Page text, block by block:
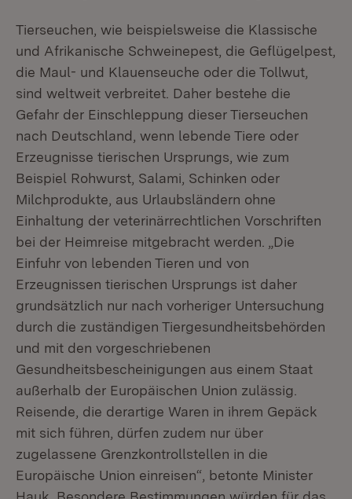
Tierseuchen, wie beispielsweise die Klassische
und Afrikanische Schweinepest, die Geflügelpest,
die Maul- und Klauenseuche oder die Tollwut,
sind weltweit verbreitet. Daher bestehe die
Gefahr der Einschleppung dieser Tierseuchen
nach Deutschland, wenn lebende Tiere oder
Erzeugnisse tierischen Ursprungs, wie zum
Beispiel Rohwurst, Salami, Schinken oder
Milchprodukte, aus Urlaubsländern ohne
Einhaltung der veterinärrechtlichen Vorschriften
bei der Heimreise mitgebracht werden. „Die
Einfuhr von lebenden Tieren und von
Erzeugnissen tierischen Ursprungs ist daher
grundsätzlich nur nach vorheriger Untersuchung
durch die zuständigen Tiergesundheitsbehörden
und mit den vorgeschriebenen
Gesundheitsbescheinigungen aus einem Staat
außerhalb der Europäischen Union zulässig.
Reisende, die derartige Waren in ihrem Gepäck
mit sich führen, dürfen zudem nur über
zugelassene Grenzkontrollstellen in die
Europäische Union einreisen“, betonte Minister